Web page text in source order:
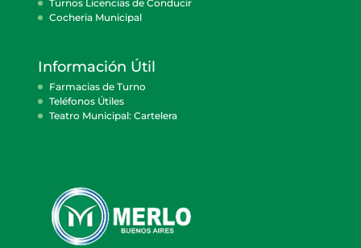
Turnos Licencias de Conducir
Cocheria Municipal
Información Útil
Farmacias de Turno
Teléfonos Útiles
Teatro Municipal: Cartelera